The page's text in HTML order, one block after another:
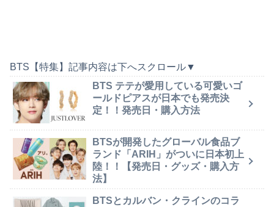
BTS【特集】記事内容は下へスクロール▼
BTS テテが愛用している可愛いゴ
ールドピアスが日本でも発売決
定！！発売日・購入方法
BTSが開発したグローバル食品ブ
ランド「ARIH」がついに日本初上
陸！！【発売日・グッズ・購入方
法】
BTSとカルバン・クラインのコラ